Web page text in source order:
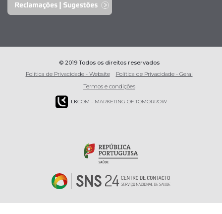
© 2019 Todos os direitos reservados
Política de Privacidade - Website
Política de Privacidade - Geral
Termos e condições
LKCOM - MARKETING OF TOMORROW